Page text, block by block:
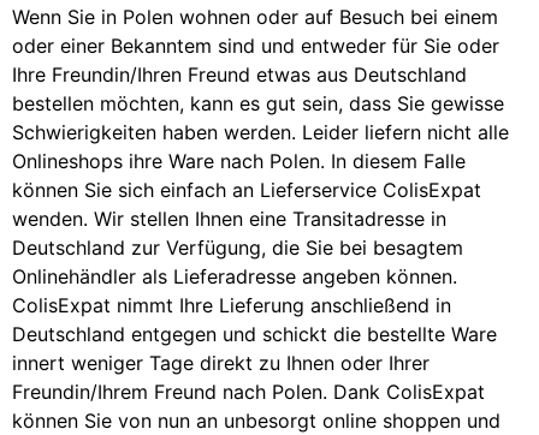
Wenn Sie in Polen wohnen oder auf Besuch bei einem
oder einer Bekanntem sind und entweder für Sie oder
Ihre Freundin/Ihren Freund etwas aus Deutschland
bestellen möchten, kann es gut sein, dass Sie gewisse
Schwierigkeiten haben werden. Leider liefern nicht alle
Onlineshops ihre Ware nach Polen. In diesem Falle
können Sie sich einfach an Lieferservice ColisExpat
wenden. Wir stellen Ihnen eine Transitadresse in
Deutschland zur Verfügung, die Sie bei besagtem
Onlinehändler als Lieferadresse angeben können.
ColisExpat nimmt Ihre Lieferung anschließend in
Deutschland entgegen und schickt die bestellte Ware
innert weniger Tage direkt zu Ihnen oder Ihrer
Freundin/Ihrem Freund nach Polen. Dank ColisExpat
können Sie von nun an unbesorgt online shoppen und